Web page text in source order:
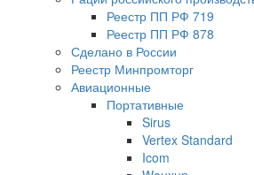
Реестр ПП РФ 719
Реестр ПП РФ 878
Сделано в России
Реестр Минпромторг
Авиационные
Портативные
Sirus
Vertex Standard
Icom